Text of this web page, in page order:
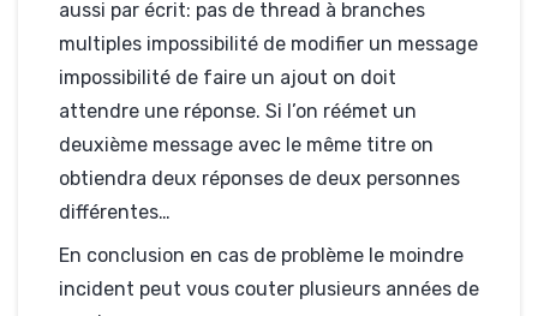
aussi par écrit: pas de thread à branches
multiples impossibilité de modifier un message
impossibilité de faire un ajout on doit
attendre une réponse. Si l’on réémet un
deuxième message avec le même titre on
obtiendra deux réponses de deux personnes
différentes…
En conclusion en cas de problème le moindre
incident peut vous couter plusieurs années de